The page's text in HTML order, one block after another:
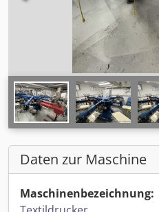
Daten zur Maschine
Maschinenbezeichnung: